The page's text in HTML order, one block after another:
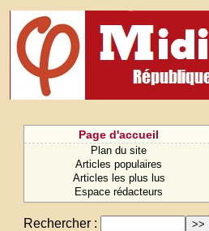
Page d'accueil
Plan du site
Articles populaires
Articles les plus lus
Espace rédacteurs
Rechercher :